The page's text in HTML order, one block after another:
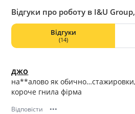
Відгуки про роботу в I&U
Відгуки
(14)
джо
на**алово як
короче гнила фірма
Відповісти •••